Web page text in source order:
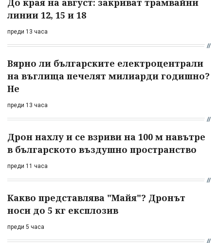
линии 12, 15 и 18
преди 13 часа
Вярно ли българските електроцентрали
на въглища печелят милиарди годишно?
Не
преди 13 часа
Дрон нахлу и се взриви на 100 м навътре
в българското въздушно пространство
преди 11 часа
Какво представлява "Майя"? Дронът
носи до 5 кг експлозив
преди 5 часа